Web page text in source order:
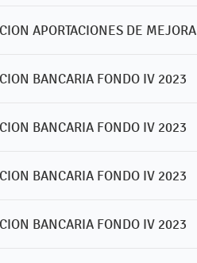
APORTACIONES DE MEJORA
BANCARIA FONDO IV 2023
BANCARIA FONDO IV 2023
BANCARIA FONDO IV 2023
BANCARIA FONDO IV 2023